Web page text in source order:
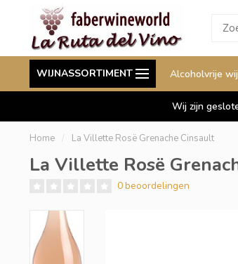
WIJNASSORTIMENT Alcoholvrije
Wij leveren ook aan België
Duitsland en Luxemburg
Wij zijn
Home / La Villette Rosë Grenache Cinsault
La Villette Rosë
0 beoordelingen